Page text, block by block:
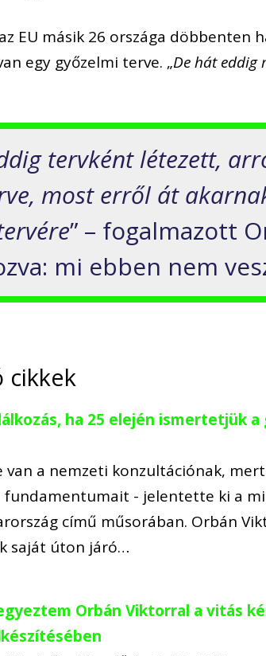
EU másik 26 országa döbbenten
egy győzelmi terve. „De hát eddig
tervként létezett,
most erről át
” – fogalmazott
mi ebben nem
cikkek
ha 25 elején ismertetjük
van a nemzeti konzultációnak,
fundamentumait - jelentette ki a
című műsorában. Orbán
saját úton járó…
Orbán Viktorral a vitás